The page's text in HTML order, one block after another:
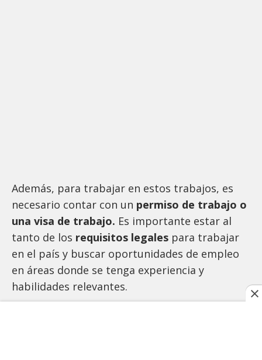
Además, para trabajar en estos trabajos, es
necesario contar con un permiso de trabajo o
una visa de trabajo. Es importante estar al
tanto de los requisitos legales para trabajar
en el país y buscar oportunidades de empleo
en áreas donde se tenga experiencia y
habilidades relevantes.